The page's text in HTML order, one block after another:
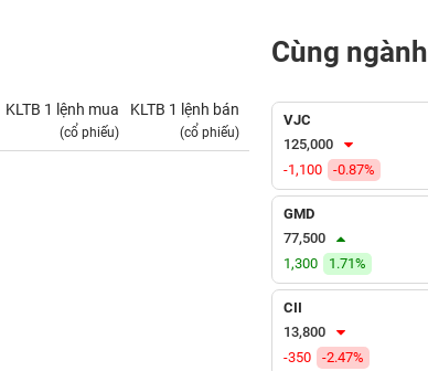
KLTB 1 lệnh mua
(cổ phiếu)
KLTB 1 lệnh bán
(cổ phiếu)
Cùng ngành
VJC
125,000
-1,100
-0.87%
GMD
77,500
1,300
1.71%
CII
13,800
-350
-2.47%